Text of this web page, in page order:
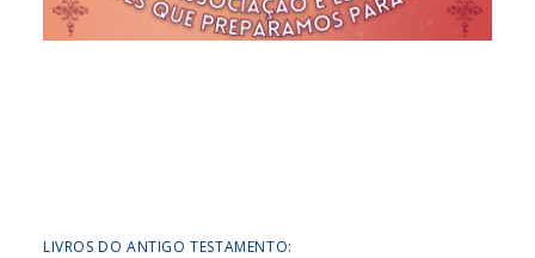
LIVROS DO ANTIGO TESTAMENTO: